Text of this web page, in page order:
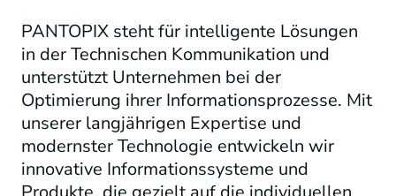
PANTOPIX steht für intelligente Lösungen
in der Technischen Kommunikation und
unterstützt Unternehmen bei der
Optimierung ihrer Informationsprozesse. Mit
unserer langjährigen Expertise und
modernster Technologie entwickeln wir
innovative Informationssysteme und